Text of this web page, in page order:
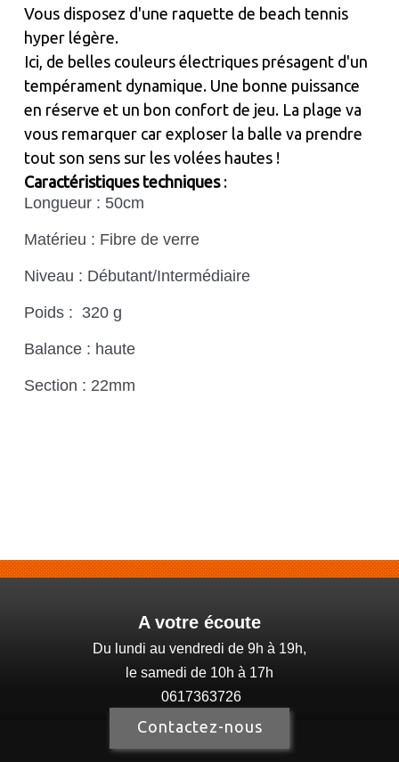
Vous disposez d'une raquette de beach tennis
hyper légère.
Ici, de belles couleurs électriques présagent d'un
tempérament dynamique. Une bonne puissance
en réserve et un bon confort de jeu. La plage va
vous remarquer car exploser la balle va prendre
tout son sens sur les volées hautes !
Caractéristiques techniques:
Longueur : 50cm
Matérieu : Fibre de verre
Niveau : Débutant/Intermédiaire
Poids : 320 g
Balance : haute
Section : 22mm
A votre écoute
Du lundi au vendredi de 9h à 19h,
le samedi de 10h à 17h
0617363726
Contactez-nous